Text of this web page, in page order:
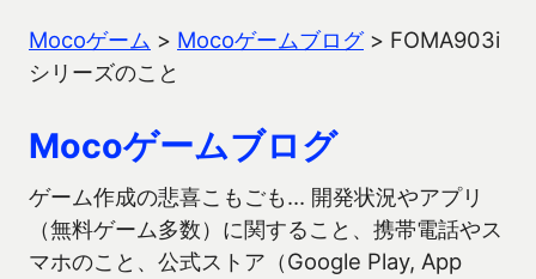
Mocoゲーム > Mocoゲームブログ> FOMA903i
シリーズのこと
Mocoゲームブログ
ゲーム作成の悲喜こもごも… 開発状況やアプリ
（無料ゲーム多数）に関すること、携帯電話やス
マホのこと、公式ストア（Google Play, App